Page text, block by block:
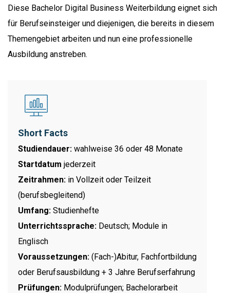
Diese Bachelor Digital Business Weiterbildung eignet sich
für Berufseinsteiger und diejenigen, die bereits in diesem
Themengebiet arbeiten und nun eine professionelle
Ausbildung anstreben.
Short Facts
Studiendauer: wahlweise 36 oder 48 Monate
Startdatum jederzeit
Zeitrahmen: in Vollzeit oder Teilzeit
(berufsbegleitend)
Umfang: Studienhefte
Unterrichtssprache: Deutsch; Module in
Englisch
Voraussetzungen: (Fach-)Abitur, Fachfortbildung
oder Berufsausbildung + 3 Jahre Berufserfahrung
Prüfungen: Modulprüfungen; Bachelorarbeit